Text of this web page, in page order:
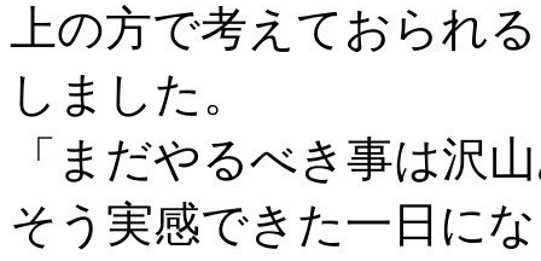
上の方で考えておられ
しました。
「まだやるべき事は沢
そう実感できた一日に